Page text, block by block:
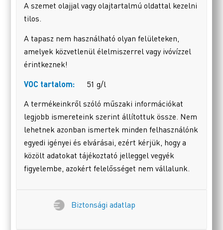
A szemet olajjal vagy olajtartalmú oldattal kezelni
tilos.
A tapasz nem használható olyan felületeken,
amelyek közvetlenül élelmiszerrel vagy ivóvízzel
érintkeznek!
VOC tartalom: 51 g/l
A termékeinkről szóló műszaki információkat
legjobb ismereteink szerint állítottuk össze. Nem
lehetnek azonban ismertek minden felhasználónk
egyedi igényei és elvárásai, ezért kérjük, hogy a
közölt adatokat tájékoztató jelleggel vegyék
figyelembe, azokért felelősséget nem vállalunk.
Biztonsági adatlap